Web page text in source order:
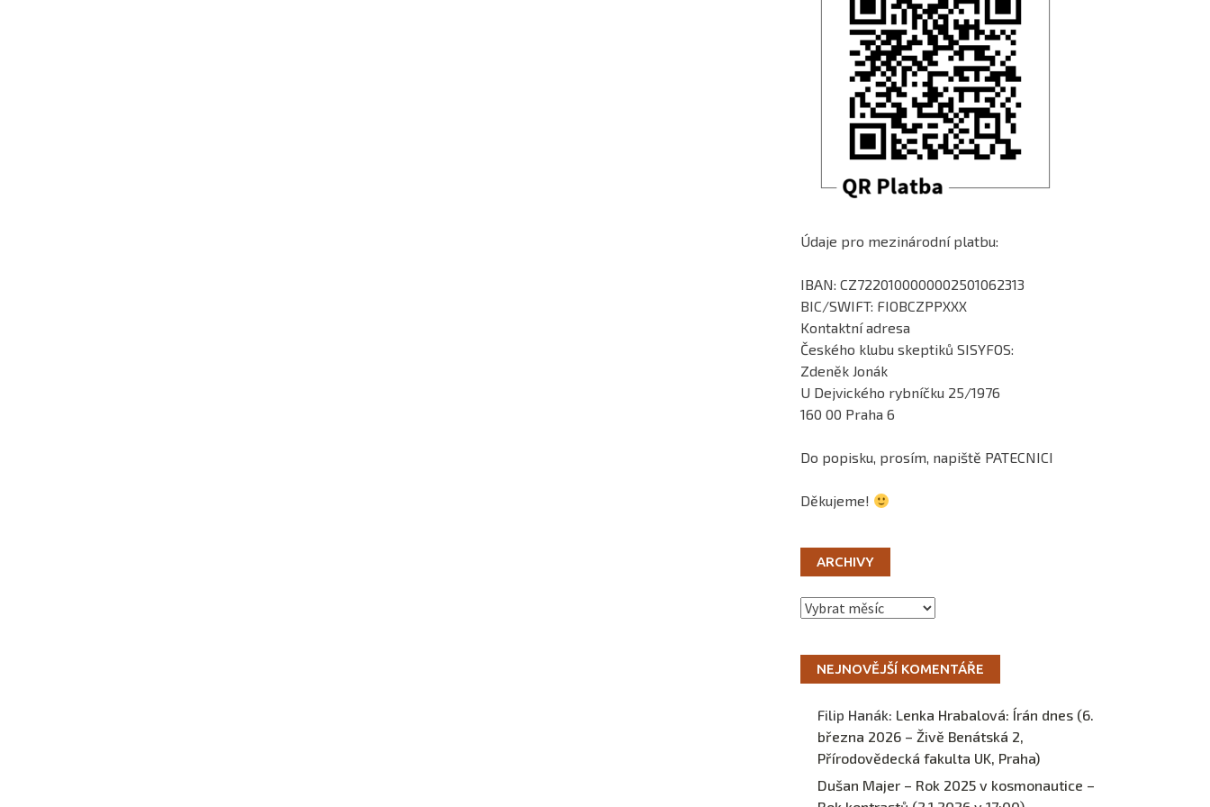
Údaje pro mezinárodní platbu:
IBAN: CZ7220100000002501062313
BIC/SWIFT: FIOBCZPPXXX
Kontaktní adresa
Českého klubu skeptiků SISYFOS:
Zdeněk Jonák
U Dejvického rybníčku 25/1976
160 00 Praha 6
Do popisku, prosím, napiště PATECNICI
Děkujeme!
ARCHIVY
Archivy
NEJNOVĚJŠÍ KOMENTÁŘE
Filip Hanák: Lenka Hrabalová: Írán dnes (6.
března 2026 – Živě Benátská 2,
Přírodovědecká fakulta UK, Praha)
Dušan Majer – Rok 2025 v kosmonautice –